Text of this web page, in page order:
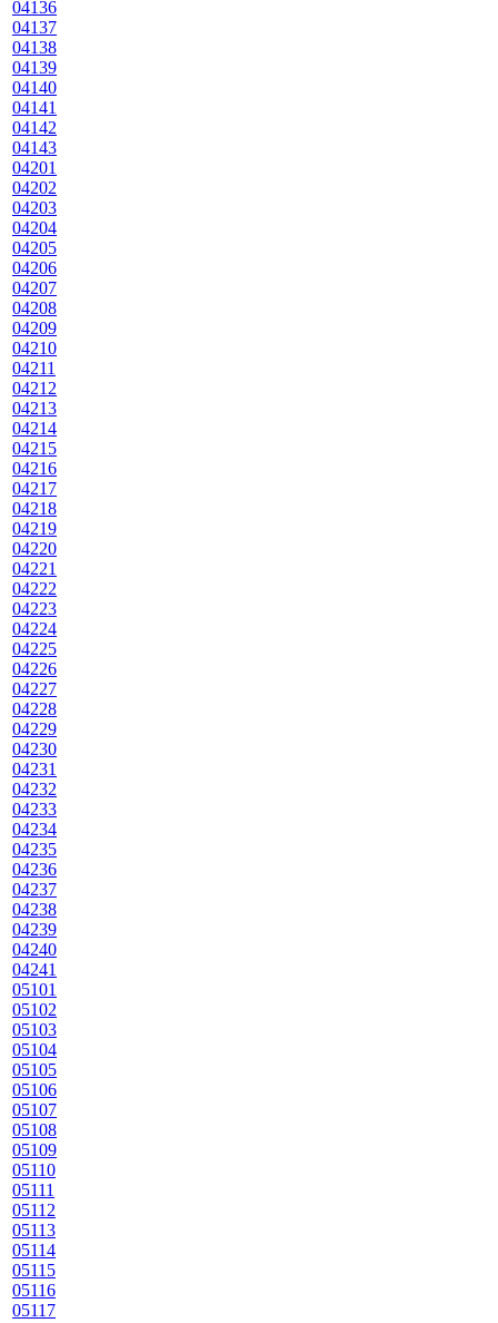
04136
04137
04138
04139
04140
04141
04142
04143
04201
04202
04203
04204
04205
04206
04207
04208
04209
04210
04211
04212
04213
04214
04215
04216
04217
04218
04219
04220
04221
04222
04223
04224
04225
04226
04227
04228
04229
04230
04231
04232
04233
04234
04235
04236
04237
04238
04239
04240
04241
05101
05102
05103
05104
05105
05106
05107
05108
05109
05110
05111
05112
05113
05114
05115
05116
05117